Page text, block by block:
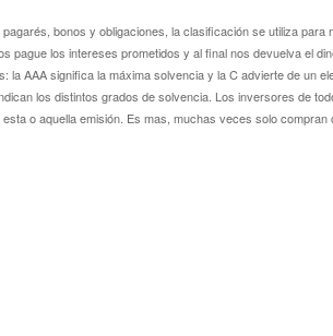
bonos y obligaciones, la clasificación se utiliza para
pague los intereses prometidos y al final nos devuelva el
la AAA significa la máxima solvencia y la C advierte de un
los distintos grados de solvencia. Los inversores de
o aquella emisión. Es mas, muchas veces solo compran